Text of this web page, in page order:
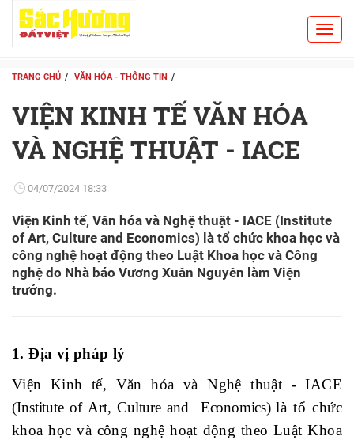
TRANG CHỦ VĂN HÓA - THÔNG TIN
VIỆN KINH TẾ VĂN HÓA
VÀ NGHỆ THUẬT - IACE
04/07/2024 18:33
Viện Kinh tế, Văn hóa và Nghệ thuật - IACE (Institute
of Art, Culture and Economics) là tổ chức khoa học và
công nghệ hoạt động theo Luật Khoa học và Công
nghệ do Nhà báo Vương Xuân Nguyên làm Viện
trưởng.
1. Địa vị pháp lý
Viện Kinh tế, Văn hóa và Nghệ thuật - IACE
(Instituteof Art, Culture and Economics) là tổ chức
khoa học và công nghệ hoạt động theo LuậtKhoa